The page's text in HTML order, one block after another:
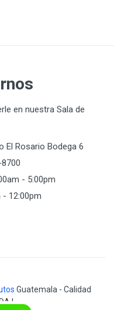
en nuestra Sala de
El Rosario Bodega 6
- 5:00pm
- 12:00pm
Guatemala - Calidad
!